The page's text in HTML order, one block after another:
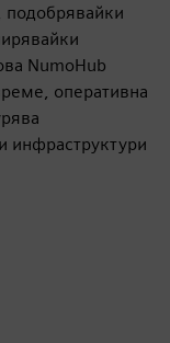
NumoHub
оперативна
инфраструктури